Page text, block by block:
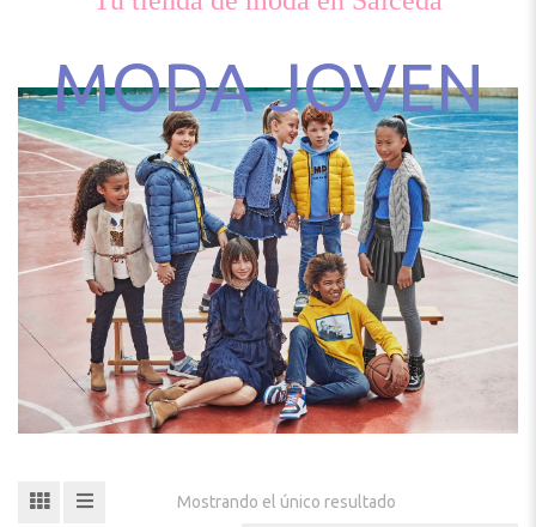
MODA JOVEN
Mostrando el único resultado